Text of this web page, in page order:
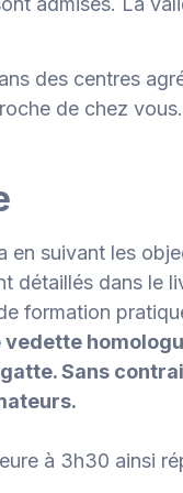
des centres
de chez vous.
en suivant les
détaillés dans le
formation
Sans
à 3h30 ainsi